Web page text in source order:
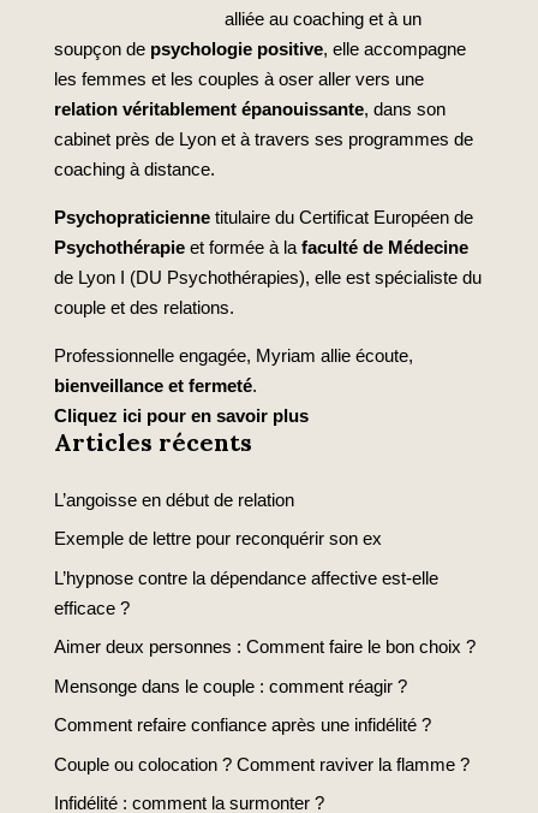
alliée au coaching et à un
soupçon depsychologie positive, elle accompagne
les femmes et les couples à oser aller vers une
relation véritablement épanouissante, dans son
cabinet près de Lyon et à travers ses programmes de
coaching à distance.
Psychopraticiennetitulaire du Certificat Européen de
Psychothérapieet formée à la faculté de Médecine
de Lyon I (DU Psychothérapies), elle est spécialiste du
couple et des relations.
Professionnelle engagée, Myriam allie écoute,
bienveillance et fermeté.
Cliquez ici pour en savoir plus
Articles récents
L’angoisse en début de relation
Exemple de lettre pour reconquérir son ex
L’hypnose contre la dépendance affective est-elle
efficace ?
Aimer deux personnes : Comment faire le bon choix ?
Mensonge dans le couple : comment réagir ?
Comment refaire confiance après une infidélité ?
Couple ou colocation ? Comment raviver la flamme ?
Infidélité : comment la surmonter ?